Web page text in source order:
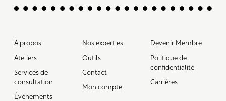
À propos
Ateliers
Services de
consultation
Événements
Nos expert.es
Outils
Contact
Mon compte
Devenir Membre
Politique de
confidentialité
Carrières